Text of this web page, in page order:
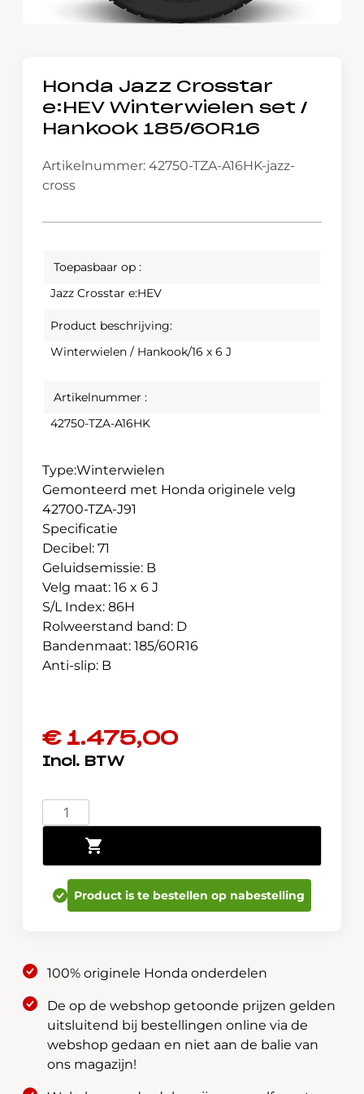
Honda Jazz Crosstar
e:HEV Winterwielen set /
Hankook 185/60R16
Artikelnummer: 42750-TZA-A16HK-jazz-
cross
Toepasbaar op :
Jazz Crosstar e:HEV
Product beschrijving:
Winterwielen / Hankook/16 x 6 J
Artikelnummer :
42750-TZA-A16HK
Type:Winterwielen
Gemonteerd met Honda originele velg
42700-TZA-J91
Specificatie
Decibel: 71
Geluidsemissie: B
Velg maat: 16 x 6 J
S/L Index: 86H
Rolweerstand band: D
Bandenmaat: 185/60R16
Anti-slip: B
€1.475,00
Honda
Jazz
Crosstar
e:HEV
Winterwielen
set
185/60R16
Toevoegen aan winkelwagen
Product is te bestellen op nabestelling
100% originele Honda onderdelen
De op de webshop getoonde prijzen gelden
uitsluitend bij bestellingen online via de
webshop gedaan en niet aan de balie van
ons magazijn!